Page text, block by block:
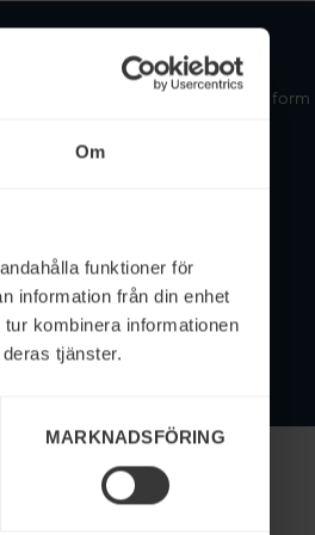
Om
funktioner för
information från din enhet
kombinera informationen
tjänster.
MARKNADSFÖRING
check that the embedded form